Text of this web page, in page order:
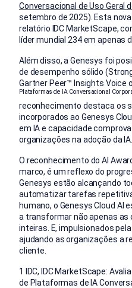
Conversacional de Uso Geral
setembro de 2025). Esta
relatório IDC MarketScape,
líder mundial 234em apenas
Além disso, a Genesys foi
de desempenho sólido
Gartner Peer™ Insights
Plataformas de IA Conversacional
reconhecimento destaca os
incorporados ao Genesys
em IA e capacidade
organizações na adoção da IA.
O reconhecimento do AI
marco, é um reflexo do
Genesys estão alcançando
automatizar tarefas
humano, o Genesys Cloud AI
a transformar não apenas as
inteiras. E, impulsionados
ajudando as organizações a
cliente.
1 IDC, IDC MarketScape:
de Plataformas de IA